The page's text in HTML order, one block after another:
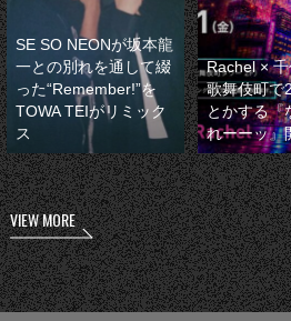
SE SO NEONが坂本龍
一との別れを通して綴
った“Remember!”を
TOWA TEIがリミック
ス
Rachel ×
歌舞伎町で
とかする『
れーーッ』
VIEW MORE